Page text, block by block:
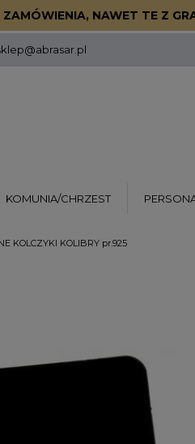
NAWET TE Z
KOMUNIA/CHRZEST
KOLCZYKI KOLIBRY pr.925